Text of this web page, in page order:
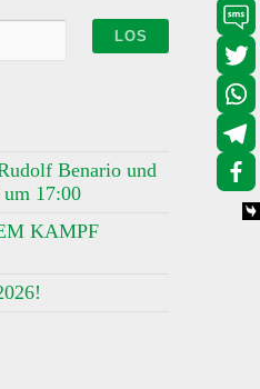
Benario und
17:00
KAMPF